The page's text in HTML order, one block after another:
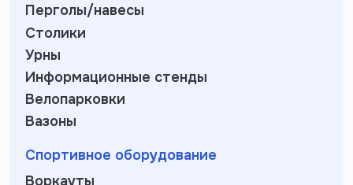
Перголы/навесы
Столики
Урны
Информационные стенды
Велопарковки
Вазоны
Спортивное оборудование
Воркауты